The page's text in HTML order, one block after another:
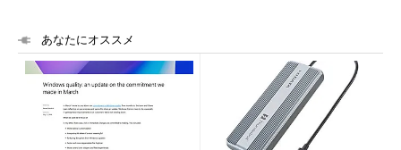
あなたにオススメ